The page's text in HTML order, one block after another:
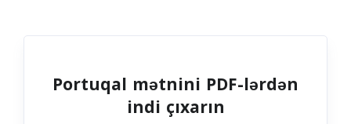
Portuqal mətnini PDF-lərdən
indi çıxarın